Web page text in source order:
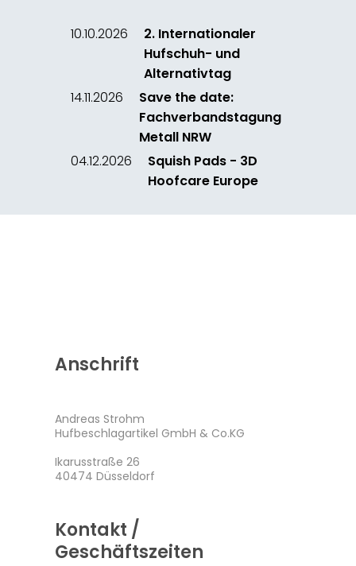
10.10.2026
2. Internationaler
Hufschuh- und
Alternativtag
14.11.2026
Save the date:
Fachverbandstagung
Metall NRW
04.12.2026
Squish Pads - 3D
Hoofcare Europe
Anschrift
Andreas Strohm
Hufbeschlagartikel GmbH & Co.KG
Ikarusstraße 26
40474 Düsseldorf
Kontakt /
Geschäftszeiten